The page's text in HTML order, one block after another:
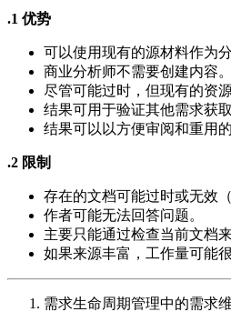
.1 优势
可以使用现有的源材料作为
商业分析师不需要创建内容。
尽管可能过时，但现有的资
结果可用于验证其他需求获
结果可以以方便审阅和重用
.2 限制
存在的文档可能过时或无效
作者可能无法回答问题。
主要只能通过检查当前文档
如果来源丰富，工作量可能
需求生命周期管理中的需求